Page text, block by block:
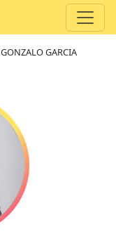
GONZALO GARCIA